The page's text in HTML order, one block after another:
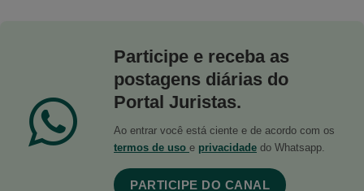
Participe e receba as
postagens diárias do
Portal Juristas.
Ao entrar você está ciente e de acordo com os
termos de uso e privacidade do Whatsapp.
PARTICIPE DO CANAL